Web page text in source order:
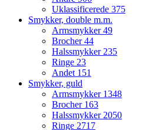
Uklassificerede 375
Smykker, double m.m.
Armsmykker49
Brocher44
Halssmykker 235
Ringe 23
Andet 151
Smykker, guld
Armsmykker 1348
Brocher 163
Halssmykker 2050
Ringe 2717